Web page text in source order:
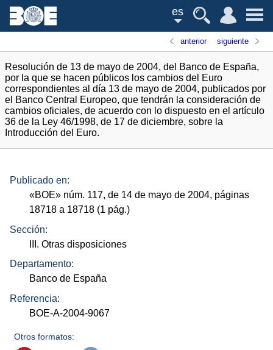
es
anterior siguiente
Resolución de 13 de mayo de 2004, del Banco de España,
por la que se hacen públicos los cambios del Euro
correspondientes al día 13 de mayo de 2004, publicados por
el Banco Central Europeo, que tendrán la consideración de
cambios oficiales, de acuerdo con lo dispuesto en el artículo
36 de la Ley 46/1998, de 17 de diciembre, sobre la
Introducción del Euro.
Publicado en:
«BOE» núm. 117, de 14 de mayo de 2004, páginas
18718 a 18718 (1 pág.)
Sección:
III. Otras disposiciones
Departamento:
Banco de España
Referencia:
BOE-A-2004-9067
Otros formatos: